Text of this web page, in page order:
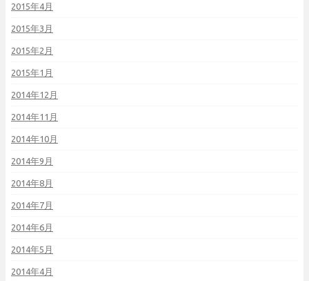
2015年4月
2015年3月
2015年2月
2015年1月
2014年12月
2014年11月
2014年10月
2014年9月
2014年8月
2014年7月
2014年6月
2014年5月
2014年4月